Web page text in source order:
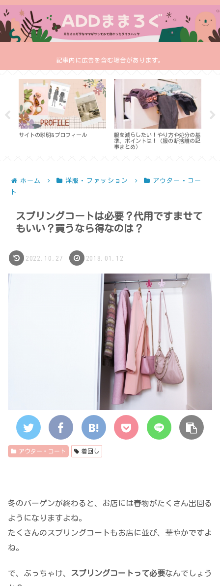
記事内に広告を含む場合があります。
サイトの説明&プロフィール
服を減らしたい！やり方や処分の基
準、ポイントは！（服の断捨離の記
事まとめ）
ホーム 洋服・ファッション
アウター・コー
ト
スプリングコートは必要？代用ですませて
もいい？買うなら得なのは？
2022.10.27 2018.01.12
アウター・コート 着回し
冬のバーゲンが終わると、お店には春物がたくさん出回る
ようになりますよね。
たくさんのスプリングコートもお店に並び、華やかですよ
ね。
で、ぶっちゃけ、 スプリングコートって必要なんでしょう